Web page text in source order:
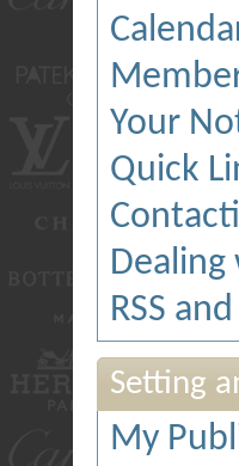
Your
Quick
Dealing
RSS
Setting
My